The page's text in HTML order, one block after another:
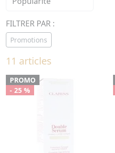
FILTRER PAR :
Promotions
11 articles
PROMO
- 25 %